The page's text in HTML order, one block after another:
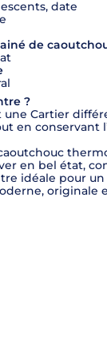
date
de
?
une Cartier
en conservant
en bel état,
idéale pour
originale